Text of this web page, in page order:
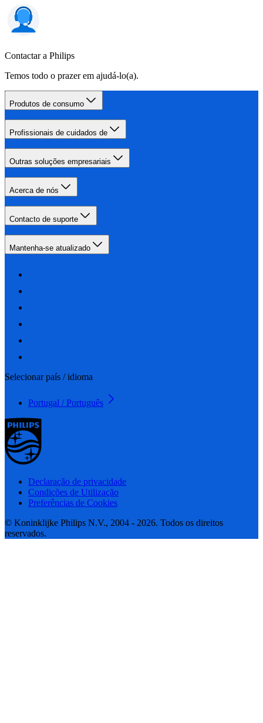
Contactar a Philips
Temos todo o prazer em ajudá-lo(a).
Produtos de consumo
Profissionais de cuidados de
Outras soluções empresariais
Acerca de nós
Contacto de suporte
Mantenha-se atualizado
Selecionar país / idioma
Portugal / Português
Declaração de privacidade
Condições de Utilização
Preferências de Cookies
© Koninklijke Philips N.V., 2004 - 2026. Todos os direitos
reservados.